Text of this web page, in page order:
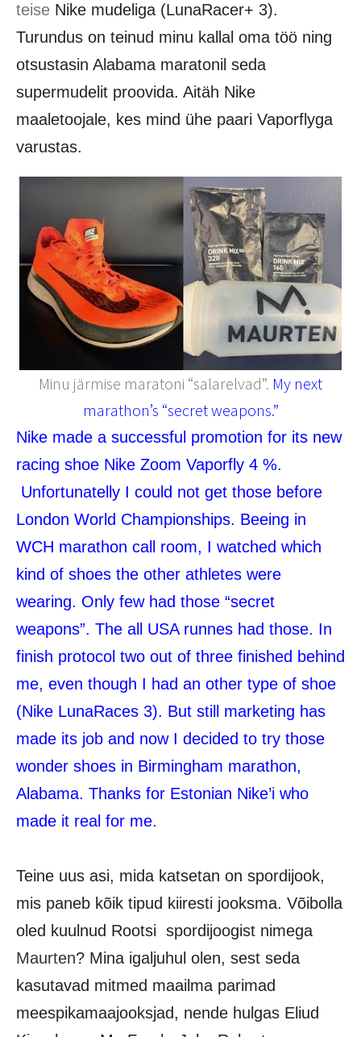
teise Nike mudeliga (LunaRacer+ 3).
Turundus on teinud minu kallal oma töö ning
otsustasin Alabama maratonil seda
supermudelit proovida. Aitäh Nike
maaletoojale, kes mind ühe paari Vaporflyga
varustas.
Minu järmise maratoni “salarelvad”. My next
marathon’s “secret weapons.”
Nike made a successful promotion for its new
racing shoe Nike Zoom Vaporfly 4 %.
Unfortunatelly I could not get those before
London World Championships. Beeing in
WCH marathon call room, I watched which
kind of shoes the other athletes were
wearing. Only few had those “secret
weapons”. The all USA runnes had those. In
finish protocol two out of three finished behind
me, even though I had an other type of shoe
(Nike LunaRaces 3). But still marketing has
made its job and now I decided to try those
wonder shoes in Birmingham marathon,
Alabama. Thanks for Estonian Nike’i who
made it real for me.
Teine uus asi, mida katsetan on spordijook,
mis paneb kõik tipud kiiresti jooksma. Võibolla
oled kuulnud Rootsi spordijoogist nimega
Maurten? Mina igaljuhul olen, sest seda
kasutavad mitmed maailma parimad
meespikamaajooksjad, nende hulgas Eliud